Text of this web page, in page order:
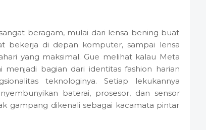
beragam, mulai dari lensa bening buat
bekerja di depan komputer, sampai lensa
yang maksimal. Gue melihat kalau Meta
bagian dari identitas fashion harian
teknologinya. Setiap lekukannya
baterai, prosesor, dan sensor
gampang dikenali sebagai kacamata pintar